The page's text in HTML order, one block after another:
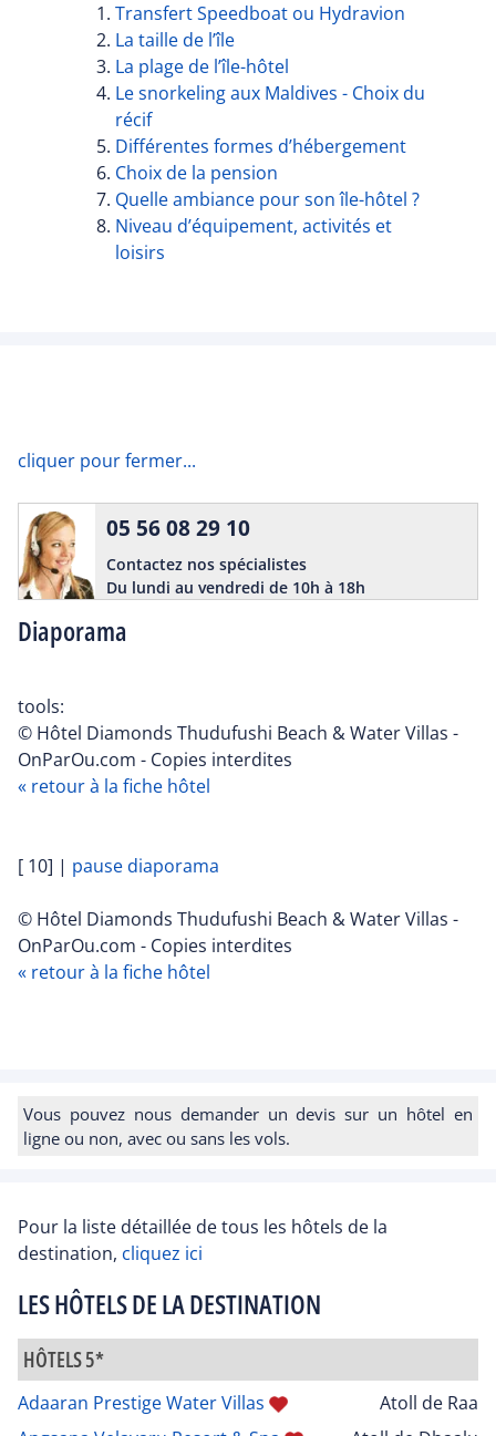
Transfert Speedboat ou Hydravion
La taille de l’île
La plage de l’île-hôtel
Le snorkeling aux Maldives - Choix du
récif
Différentes formes d’hébergement
Choix de la pension
Quelle ambiance pour son île-hôtel ?
Niveau d’équipement, activités et
loisirs
cliquer pour fermer...
Diaporama
05 56 08 29 10
Contactez nos spécialistes
Du lundi au vendredi de 10h à 18h
tools:
© Hôtel Diamonds Thudufushi Beach & Water Villas -
OnParOu.com - Copies interdites
« retour à la fiche hôtel
[ 10] | pause diaporama
© Hôtel Diamonds Thudufushi Beach & Water Villas -
OnParOu.com - Copies interdites
« retour à la fiche hôtel
Vous pouvez nous demander un devis sur un hôtel en
ligne ou non, avec ou sans les vols.
Pour la liste détaillée de tous les hôtels de la
destination, cliquez ici
LES HÔTELS DE LA DESTINATION
HÔTELS 5*
Adaaran Prestige Water Villas
Atoll de Raa